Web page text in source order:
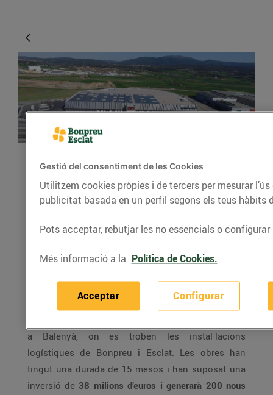
ACTUALITAT
Com s’ha construït el
nou magatzem de
productes refrigerats de
Bonpreu i Esclat?
29/de març/2017
a Balenyà, on es troben les instal·lacions
logístiques de Bonpreu i Esclat. Les obres han
tingut una durada de 15 mesos i han suposat una
inversió de 38 milions d’euros i generarà 200 nous
Gestió del consentiment de les Cookies
Utilitzem cookies pròpies i de tercers per mesurar
publicitat basada en un perfil segons els teus hàbits
Pots acceptar, rebutjar les no essencials o configurar
Més informació a la Política de Cookies.
Configurar
Acceptar